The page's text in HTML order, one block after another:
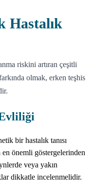
Hastalık
riskini artıran çeşitli
olmak, erken teşhis
bir hastalık tanısı
önemli göstergelerinden
veya yakın
dikkatle incelenmelidir.